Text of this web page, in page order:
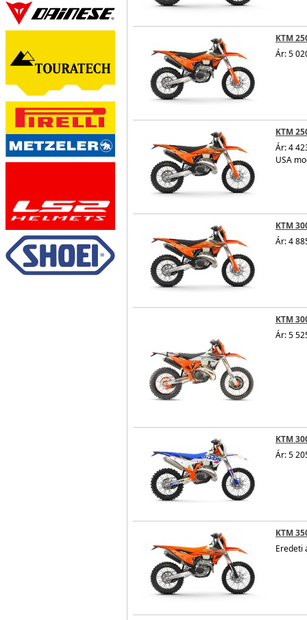
KTM
Ár: 5
KTM
Ár: 4
USA
KTM
Ár: 4
KTM
Ár: 5
KTM
Ár: 5
KTM
Eredeti